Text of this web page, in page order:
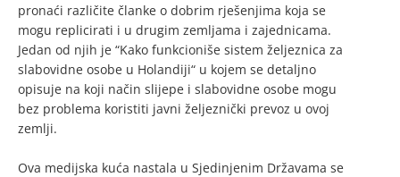
pronaći različite članke o dobrim rješenjima koja se
mogu replicirati i u drugim zemljama i zajednicama.
Jedan od njih je “Kako funkcioniše sistem željeznica za
slabovidne osobe u Holandiji“ u kojem se detaljno
opisuje na koji način slijepe i slabovidne osobe mogu
bez problema koristiti javni željeznički prevoz u ovoj
zemlji.
Ova medijska kuća nastala u Sjedinjenim Državama se